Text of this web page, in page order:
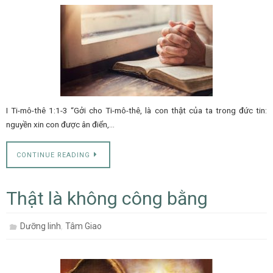
I Ti-mô-thê 1:1-3 “Gởi cho Ti-mô-thê, là con thật của ta trong đức tin:
nguyền xin con được ân điển,…
CONTINUE READING
Thật là không công bằng
Dưỡng linh,Tâm Giao